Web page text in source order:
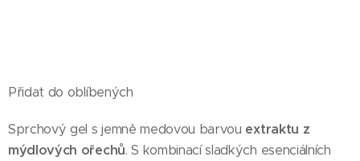
Přidat do oblíbených
Sprchový gel s jemně medovou barvou extraktu z
mýdlových ořechů. S kombinací sladkých esenciálních